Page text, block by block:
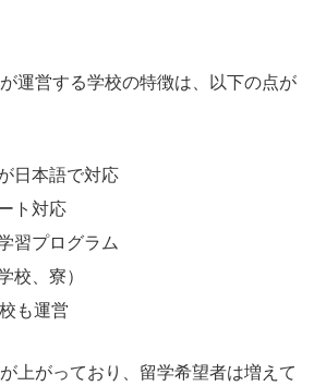
運営する学校の特徴は、以下の点が
日本語で対応
ト対応
習プログラム
校、寮）
も運営
上がっており、留学希望者は増えて